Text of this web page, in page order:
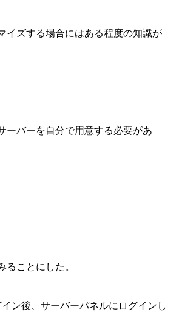
イズする場合にはある程度の知識が
ーバーを自分で用意する必要があ
ることにした。
ン後、サーバーパネルにログインし